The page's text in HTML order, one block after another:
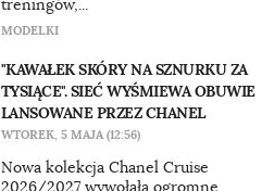
treningów,...
MODELKI
"KAWAŁEK SKÓRY NA SZNURKU ZA
TYSIĄCE". SIEĆ WYŚMIEWA OBUWIE
LANSOWANE PRZEZ CHANEL
WTOREK, 5 MAJA (12:56)
Nowa kolekcja Chanel Cruise
2026/2027 wywołała ogromne